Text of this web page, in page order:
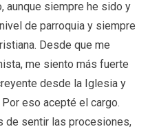
aunque siempre he sido y
de parroquia y siempre
Desde que me
me siento más fuerte
desde la Iglesia y
eso acepté el cargo.
de sentir las procesiones,